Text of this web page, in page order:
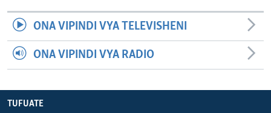
ONA VIPINDI VYA TELEVISHENI
ONA VIPINDI VYA RADIO
TUFUATE